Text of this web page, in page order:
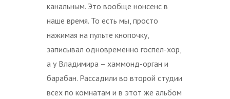
канальным. Это вообще нонсенс в
наше время. То есть мы, просто
нажимая на пульте кнопочку,
записывал одновременно госпел-хор,
а у Владимира – хаммонд-орган и
барабан. Рассадили во второй студии
всех по комнатам и в этот же альбом